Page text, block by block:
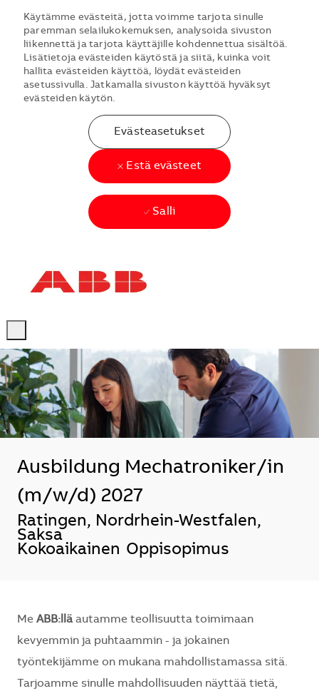
-
-
Käytämme evästeitä, jotta voimme tarjota sinulle
paremman selailukokemuksen, analysoida sivuston
liikennettä ja tarjota käyttäjille kohdennettua sisältöä.
Lisätietoja evästeiden käytöstä ja siitä, kuinka voit
hallita evästeiden käyttöä, löydät evästeiden
asetussivulla. Jatkamalla sivuston käyttöä hyväksyt
evästeiden käytön.
Evästeasetukset
Estä evästeet
Salli
Ausbildung Mechatroniker/in
(m/w/d) 2027
Sijainti
Ratingen, Nordrhein-Westfalen,
Saksa
Kokoaikainen Oppisopimus
Me ABB:lläautamme teollisuutta toimimaan
kevyemmin ja puhtaammin - ja jokainen
työntekijämme on mukana mahdollistamassa sitä.
Tarjoamme sinulle mahdollisuuden näyttää tietä,